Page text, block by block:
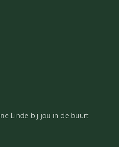
Linde bij jou in de buurt